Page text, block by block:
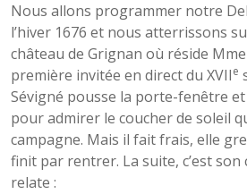
Nous allons programmer notre
l’hiver 1676 et nous atterrissons
château de Grignan où réside
première invitée en direct du XVIIe
Sévigné pousse la porte-fenêtre
pour admirer le coucher de soleil
campagne. Mais il fait frais, elle
finit par rentrer. La suite, c’est
relate :